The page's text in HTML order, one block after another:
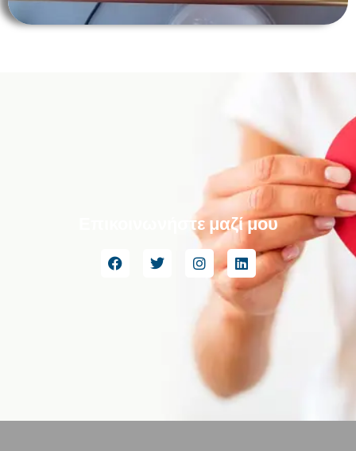
Επικοινωνήστε μαζί μου